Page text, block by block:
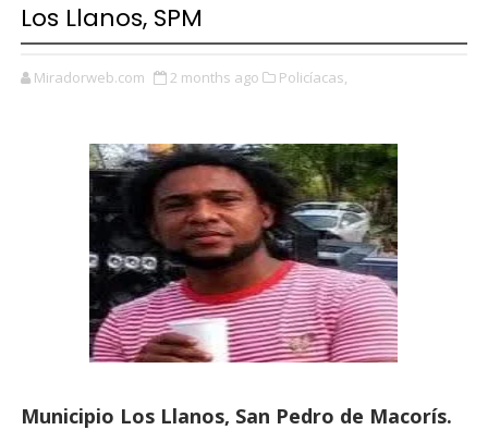
Los Llanos, SPM
Miradorweb.com 2 months ago Policíacas,
Municipio Los Llanos, San Pedro de Macorís.